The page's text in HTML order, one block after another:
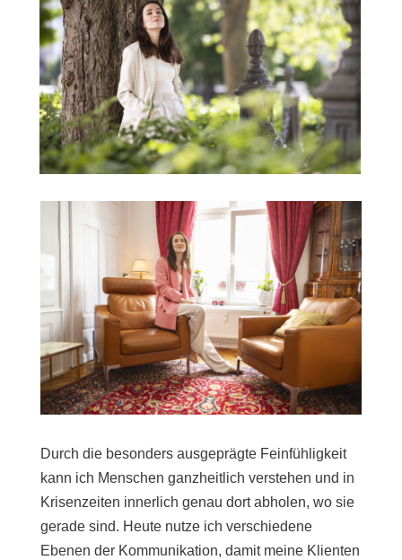
Durch die besonders ausgeprägte Feinfühligkeit
kann ich Menschen ganzheitlich verstehen und in
Krisenzeiten innerlich genau dort abholen, wo sie
gerade sind. Heute nutze ich verschiedene
Ebenen der Kommunikation, damit meine Klienten